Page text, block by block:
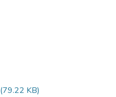
(79.22 KB)